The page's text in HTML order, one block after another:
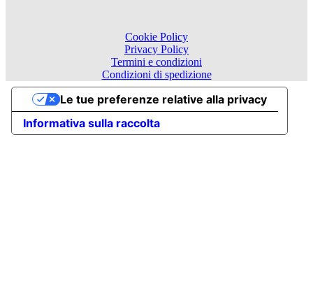
Cookie Policy
Privacy Policy
Termini e condizioni
Condizioni di spedizione
Informativa sulla raccolta
Le tue preferenze relative alla privacy